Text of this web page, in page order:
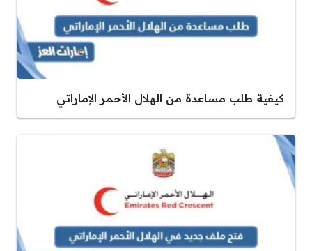
كيفية طلب مساعدة من الهلال الأحمر الإماراتي